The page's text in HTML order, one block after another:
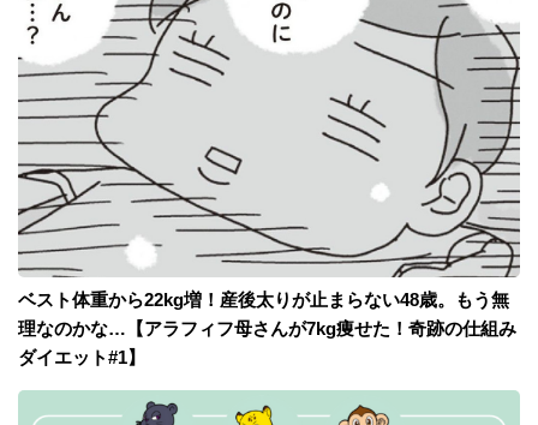
ベスト体重から22kg増！産後太りが止まらない48歳。もう無
理なのかな…【アラフィフ母さんが7kg痩せた！奇跡の仕組み
ダイエット#1】